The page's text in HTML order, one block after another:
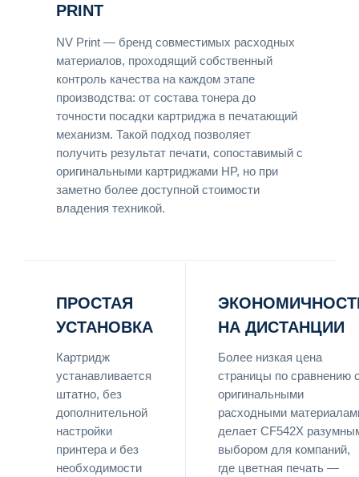
PRINT
NV Print — бренд совместимых расходных
материалов, проходящий собственный
контроль качества на каждом этапе
производства: от состава тонера до
точности посадки картриджа в печатающий
механизм. Такой подход позволяет
получить результат печати, сопоставимый с
оригинальными картриджами HP, но при
заметно более доступной стоимости
владения техникой.
ПРОСТАЯ
УСТАНОВКА
Картридж
устанавливается
штатно, без
дополнительной
настройки
принтера и без
необходимости
НА ДИСТАНЦИИ
Более низкая цена
страницы по сравнению
оригинальными
расходными
делает CF542X
выбором для компаний,
где цветная печать —